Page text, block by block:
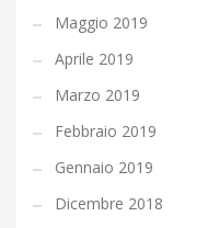
Maggio 2019
Aprile 2019
Marzo 2019
Febbraio 2019
Gennaio 2019
Dicembre 2018